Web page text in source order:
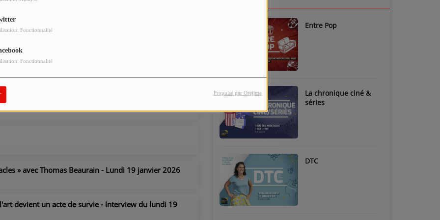
Fonctionnalité
Fonctionnalité
Propulsé par Orejime
aînés - Reportage du 20 janvier 2026
» avec Thomas Beaurain - Lundi 19 janvier 2026
devient un acte de survie - Interview du lundi 19
Entre Pop
La chronique ciné &
séries
DTC